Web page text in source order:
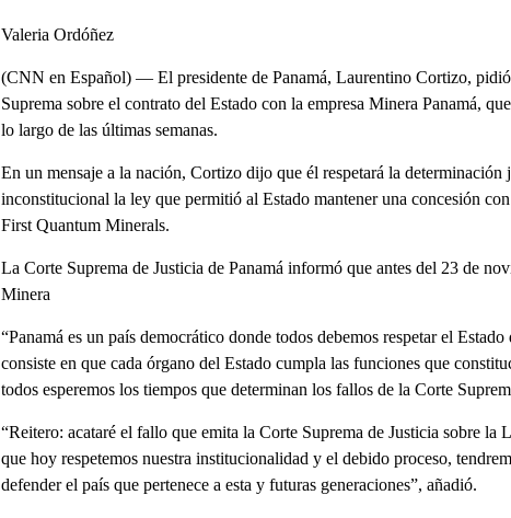
Valeria Ordóñez
(CNN en Español) — El presidente de Panamá, Laurentino Cortizo,
Suprema sobre el contrato del Estado con la empresa Minera Panamá,
lo largo de las últimas semanas.
En un mensaje a la nación, Cortizo dijo que él respetará la
inconstitucional la ley que permitió al Estado mantener una concesión
First Quantum Minerals.
La Corte Suprema de Justicia de Panamá informó que antes del 23 de
Minera
“Panamá es un país democrático donde todos debemos respetar el
consiste en que cada órgano del Estado cumpla las funciones que
todos esperemos los tiempos que determinan los fallos de la Corte
“Reitero: acataré el fallo que emita la Corte Suprema de Justicia sobre
que hoy respetemos nuestra institucionalidad y el debido proceso,
defender el país que pertenece a esta y futuras generaciones”, añadió.